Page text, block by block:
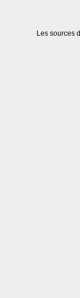
Les sources